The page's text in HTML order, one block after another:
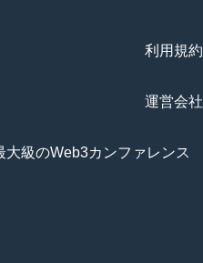
利用規約
運営会社
大級のWeb3カンファレンス